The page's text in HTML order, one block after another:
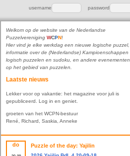
username password
Welkom op de website van de Nederlandse
Puzzelvereniging WCPN!
Hier vind je elke werkdag een nieuwe logische puzzel,
informatie over de (Nederlandse) Kampioenschappen
logisch puzzelen en sudoku, en andere evenementen
op het gebied van puzzelen.
Laatste nieuws
Lekker voor op vakantie: het magazine voor juli is
gepubliceerd. Log in en geniet.
groeten van het WCPN-bestuur
René, Richard, Saskia, Anneke
do Puzzle of the day: Yajilin